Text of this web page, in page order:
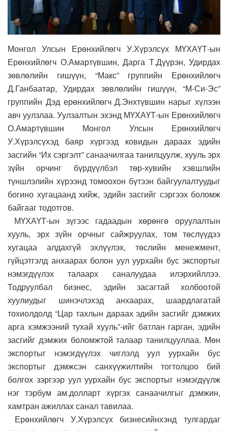
Монгол Улсын Ерөнхийлөгч У.Хүрэлсүх МҮХАҮТ-ын
Ерөнхийлөгч О.Амартүвшин, Дарга Т.Дүүрэн, Удирдах
зөвлөлийн гишүүн, “Макс” группийн Ерөнхийлөгч
Д.Ганбаатар, Удирдах зөвлөлийн гишүүн, “М-Си-Эс”
группийн Дэд ерөнхийлөгч Д.Энхтүвшин нарыг хүлээн
авч уулзлаа. Уулзалтын эхэнд МҮХАҮТ-ын Ерөнхийлөгч
О.Амартүвшин Монгол Улсын Ерөнхийлөгч
У.Хүрэлсүхэд баяр хүргээд ковидын дараах эдийн
засгийн “Их сэргэлт” санаачилгаа танилцуулж, хууль эрх
зүйн орчинг бүрдүүлбэл төр-хувийн хэвшлийн
түншлэлийн хүрээнд томоохон бүтээн байгуулалтуудыг
богино хугацаанд хийж, эдийн засгийг сэргээх боломж
байгааг тодотгов.
МҮХАҮТ-ын зүгээс гадаадын хөрөнгө оруулалтын
хууль, эрх зүйн орчныг сайжруулах, том төслүүдээ
хугацаа алдахгүй эхлүүлэх, төслийн менежмент,
гүйцэтгэлд анхаарах болон уул уурхайн бус экспортыг
нэмэгдүүлэх талаарх саналуудаа илэрхийллээ.
Тодруулбал бизнес, эдийн засагтай холбоотой
хуулиудыг шинэчлэхэд анхаарах, шаардлагатай
тохиолдолд “Цар тахлын дараах эдийн засгийг дэмжих
арга хэмжээний тухай хууль”-ийг батлан гарган, эдийн
засгийг дэмжих боломжтой талаар танилцууллаа. Мөн
экспортыг нэмэгдүүлэх чиглэлд уул уурхайн бус
экспортыг дэмжсэн санхүүжилтийн тогтолцоо бий
болгох зэргээр уул уурхайн бус экспортыг нэмэгдүүлж
нэг тэрбум ам.долларт хүргэх санаачилгыг дэмжин,
хамтран ажиллах санал тавилаа.
Ерөнхийлөгч У.Хүрэлсүх бизнесийнхэнд тулгардаг